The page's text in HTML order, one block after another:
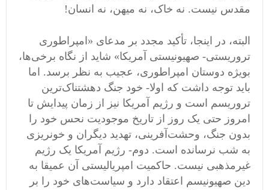
مقدس نیست. نه خاک، نه میهن، نه انسان!
البته، در اینجا، تأکید مجدد بر مدعای «امپراطوری
تروریستی- صهیونیستی آمریکا» شاید از نگاه برخی‌ها،
بویژه دوستان امپراطوری، عجیب به نظر برسد. اما
باید توجه داشت که اولا- خود جنگ دهشتناک‌ترین
تروریسم است و رژیم آمریکا نیز از زمان پیدایش تا
امروز حتی یک روز از تاریخ موجودیت نحس خود را
بدون جنگ، وحشت‌آفرینی، تهدید دیگران و خونریزی
به شب نرسانده است. دوم- رژیم آمریکا یک رژیم
غیرمذهبی نیست. حاکمیت امپریالیستی آن عمیقا به
دین صهیونیسم اعتقاد دارد و سیاست‌های خود را بر